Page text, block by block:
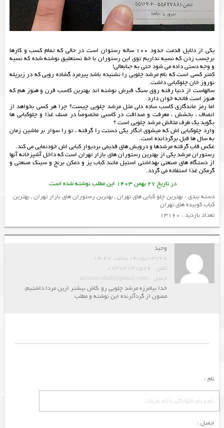
یکی از دلایل قدمت حدود 100 ساله رستوان است در حالی که تمام کسب و کارها
برچسب زدن که نسیه نداریم توی این رستوران با خط نستعلیق نوشته شده که نسیه
و وجه دستی داده می شود حتی به جنابعالی!
کمتر کسی است که نام مرشد چلویی را نشنیده باشد پیرمرد گشاده رویی که در زیرپله
نوروز خان چلوکبابی داشت.
سالهاست از دنیا رفته روی سنگ قبرش نوشته اند بهترین کاسب قرن و هنوز هم که
هنوز است فاتحه خوان دارد.
اما رمز ماندگاری کاسب ساده دلی مثل مرشد چلویی چیست؟ چرا هر کسی بخواهد از
انصاف ، بخشش ، معرفت و صداقت در کاسبی مخصوصاً در صنف غذا و چلوکبابی ها
بگوید یک طرف مثالش مرشد چلویی است ؟
وارد چلوکبابی اش که میشوی انگار یکی دستت را گرفته ، تو را سوار بر ماشین زمان
به سال ها قبل برگردانده است.
عکس قاب گرفته مرشدها و درویش های قدیمی بردیوار کبابی اش خودنمایی می کند.
رستوران مرشد یکی ازبهترین رستوران های بازار تهراناست که داخل آشپزخانه آنها
از دستگاه های صنعتی بهداشتی استیل مانند کباب پزو دمکن برنجو سینک صنعتی و
گرمکن غذا استفاده می گردد.
در تاریخ 27 بهمن 1403 این مطلب نوشته شده است.
دسته بندی : بهترین چلو کبابی های تهران,بهترین رستوران های بازار تهران,بهترین
کباب کوبیده های تهران
تعداد بازدید : 13160
وحید
1405/03/28 ساعت 14:47
تلفن : 09303131576
ایمیل : azizimvahid@gmail.com
خدا بیامرزه مرشد چلویی رو ،کاش بیشتر ازین مردا داشتیم.
ممنون از گردآثرنده این نوشته و مطلب
نام :
ایمیل :